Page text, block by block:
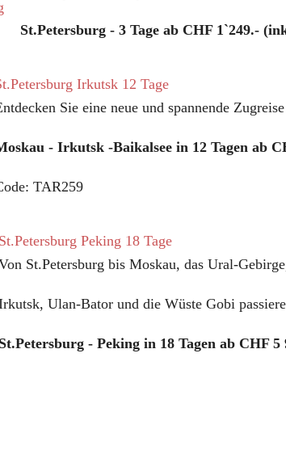
St.Petersburg - 3 Tage ab CHF 1`249.-
Irkutsk 12 Tage
Sie eine neue und spannende
- Irkutsk -Baikalsee in 12 Tagen ab
TAR259
St.Petersburg Peking 18 Tage
St.Petersburg bis Moskau, das Ural-
Ulan-Bator und die Wüste Gobi
St.Petersburg - Peking in 18 Tagen ab CHF 5